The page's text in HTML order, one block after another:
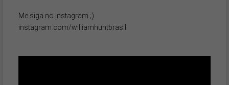
PODCAST
Me siga no Instagram ;)
instagram.com/williamhuntbrasil